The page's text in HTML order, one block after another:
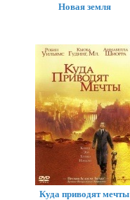
Новая земля
Куда приводят мечты